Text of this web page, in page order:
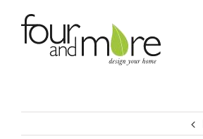
content